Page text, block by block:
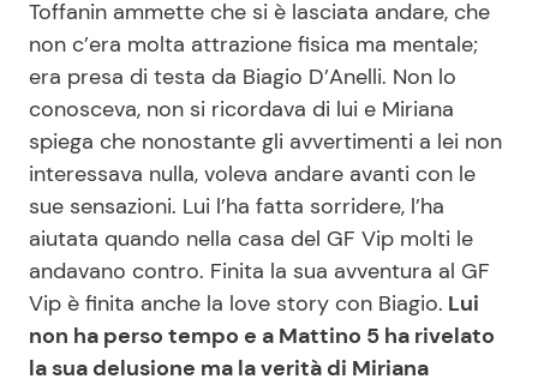
Salute
Viaggi e Turismo
Festività
Ricette Facili e Veloci
Ricette Feste
Ricette per Bambini
Seguici
Toffanin ammette che si è lasciata andare, che
non c’era molta attrazione fisica ma mentale;
era presa di testa da Biagio D’Anelli. Non lo
conosceva, non si ricordava di lui e Miriana
spiega che nonostante gli avvertimenti a lei non
interessava nulla, voleva andare avanti con le
sue sensazioni. Lui l’ha fatta sorridere, l’ha
aiutata quando nella casa del GF Vip molti le
andavano contro. Finita la sua avventura al GF
Vip è finita anche la love story con Biagio. Lui
non ha perso tempo e a Mattino 5 ha rivelato
la sua delusione ma la verità di Miriana